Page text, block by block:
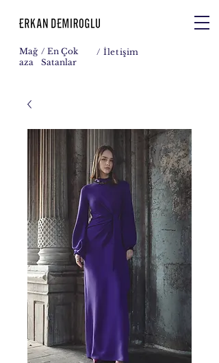
Mağ
aza
/ En Çok
Satanlar
/ İletişim